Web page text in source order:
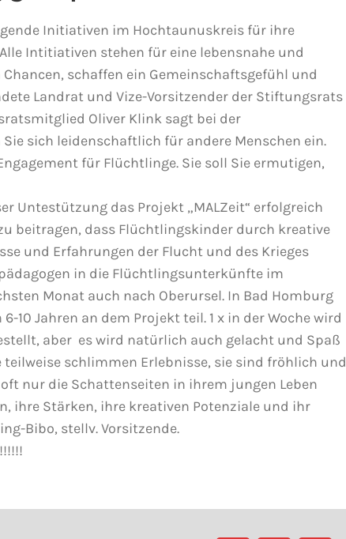
Initiativen im Hochtaunuskreis für ihre
Intitiativen stehen für eine lebensnahe und
schaffen ein Gemeinschaftsgefühl und
Landrat und Vize-Vorsitzender der Stiftungsrats
Oliver Klink sagt bei der
sich leidenschaftlich für andere Menschen ein.
für Flüchtlinge. Sie soll Sie ermutigen,
Untestützung das Projekt „MALZeit“ erfolgreich
beitragen, dass Flüchtlingskinder durch kreative
und Erfahrungen der Flucht und des Krieges
in die Flüchtlingsunterkünfte im
Monat auch nach Oberursel. In Bad Homburg
10 Jahren an dem Projekt teil. 1 x in der Woche wird
aber es wird natürlich auch gelacht und Spaß
schlimmen Erlebnisse, sie sind fröhlich und
nur die Schattenseiten in ihrem jungen Leben
ihre Stärken, ihre kreativen Potenziale und ihr
Bibo, stellv. Vorsitzende.